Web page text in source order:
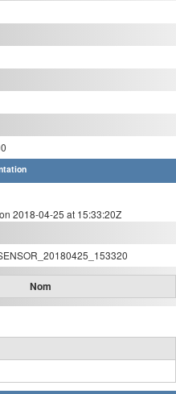
2018-04-25 at 15:33:20Z
Nom